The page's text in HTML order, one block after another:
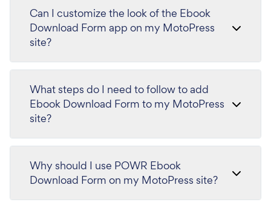
Can I customize the look of the Ebook
Download Form app on my MotoPress
site?
What steps do I need to follow to add
Ebook Download Form to my MotoPress
site?
Why should I use POWR Ebook
Download Form on my MotoPress site?